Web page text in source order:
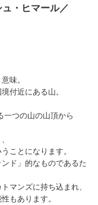
・ヒマール／
味。
付近にある山。
一つの山の山頂から
ことになります。
ド」的なものであるた
マンズに持ち込まれ、
もあります。